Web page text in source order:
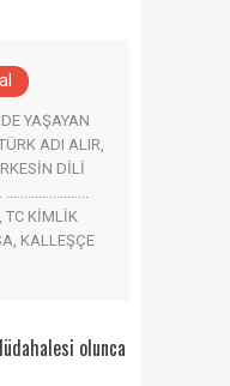
YAŞAYAN
ADI ALIR,
DİLİ
TC KİMLİK
KALLEŞÇE
olunca